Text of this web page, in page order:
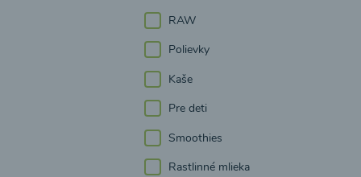
RAW
Polievky
Kaše
Pre deti
Smoothies
Rastlinné mlieka